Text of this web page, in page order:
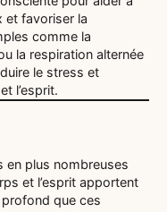
et favoriser la
comme la
la respiration alternée
le stress et
l’esprit.
en plus nombreuses
et l’esprit apportent
que ces